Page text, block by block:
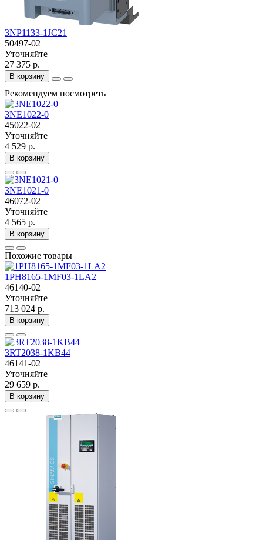
3NP1133-1JC21
50497-02
Уточняйте
27 375 р.
В корзину
Рекомендуем посмотреть
3NE1022-0
45022-02
Уточняйте
4 529 р.
В корзину
3NE1021-0
46072-02
Уточняйте
4 565 р.
В корзину
Похожие товары
1PH8165-1MF03-1LA2
46140-02
Уточняйте
713 024 р.
В корзину
3RT2038-1KB44
46141-02
Уточняйте
29 659 р.
В корзину